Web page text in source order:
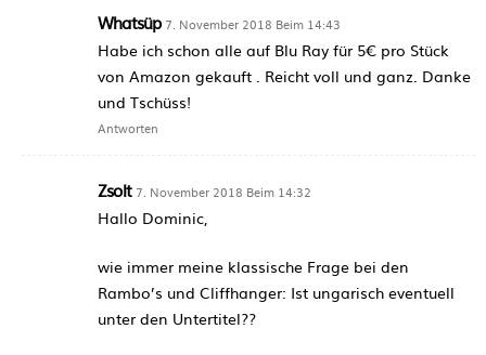
Whatsüp 7. November 2018 Beim 14:43
Habe ich schon alle auf Blu Ray für 5€ pro Stück
von Amazon gekauft . Reicht voll und ganz. Danke
und Tschüss!
Antworten
Zsolt 7. November 2018 Beim 14:32
Hallo Dominic,
wie immer meine klassische Frage bei den
Rambo’s und Cliffhanger: Ist ungarisch eventuell
unter den Untertitel??